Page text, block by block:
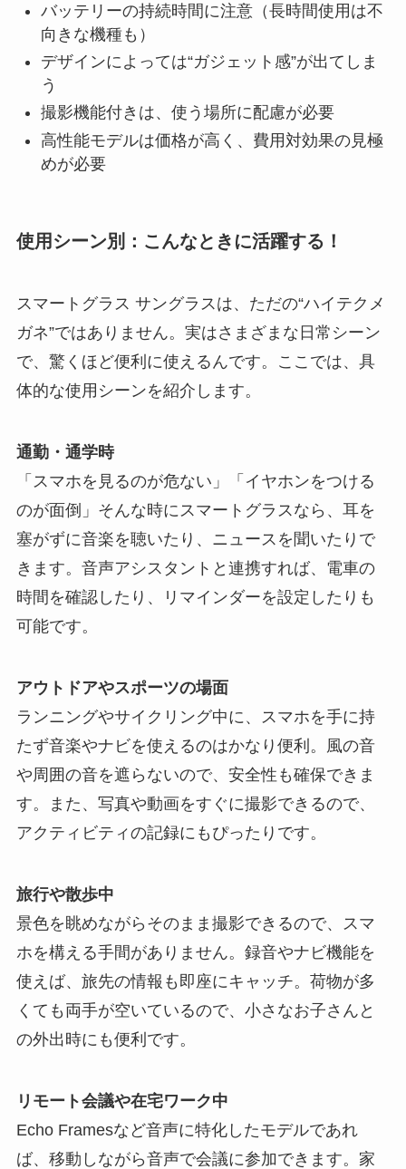
バッテリーの持続時間に注意（長時間使用は不
向きな機種も）
デザインによっては“ガジェット感”が出てしま
う
撮影機能付きは、使う場所に配慮が必要
高性能モデルは価格が高く、費用対効果の見極
めが必要
使用シーン別：こんなときに活躍する！
スマートグラス サングラスは、ただの“ハイテクメ
ガネ”ではありません。実はさまざまな日常シーン
で、驚くほど便利に使えるんです。ここでは、具
体的な使用シーンを紹介します。
通勤・通学時
「スマホを見るのが危ない」「イヤホンをつける
のが面倒」そんな時にスマートグラスなら、耳を
塞がずに音楽を聴いたり、ニュースを聞いたりで
きます。音声アシスタントと連携すれば、電車の
時間を確認したり、リマインダーを設定したりも
可能です。
アウトドアやスポーツの場面
ランニングやサイクリング中に、スマホを手に持
たず音楽やナビを使えるのはかなり便利。風の音
や周囲の音を遮らないので、安全性も確保できま
す。また、写真や動画をすぐに撮影できるので、
アクティビティの記録にもぴったりです。
旅行や散歩中
景色を眺めながらそのまま撮影できるので、スマ
ホを構える手間がありません。録音やナビ機能を
使えば、旅先の情報も即座にキャッチ。荷物が多
くても両手が空いているので、小さなお子さんと
の外出時にも便利です。
リモート会議や在宅ワーク中
Echo Framesなど音声に特化したモデルであれ
ば、移動しながら音声で会議に参加できます。家